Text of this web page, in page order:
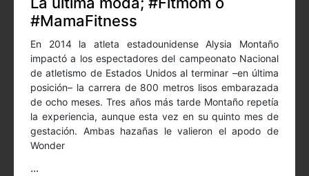
#MamaFitness
En 2014 la atleta estadounidense Alysia Montaño
impactó a los espectadores del campeonato Nacional
de atletismo de Estados Unidos al terminar –en última
posición– la carrera de 800 metros lisos embarazada
de ocho meses. Tres años más tarde Montaño repetía
la experiencia, aunque esta vez en su quinto mes de
gestación. Ambas hazañas le valieron el apodo de
Wonder
...